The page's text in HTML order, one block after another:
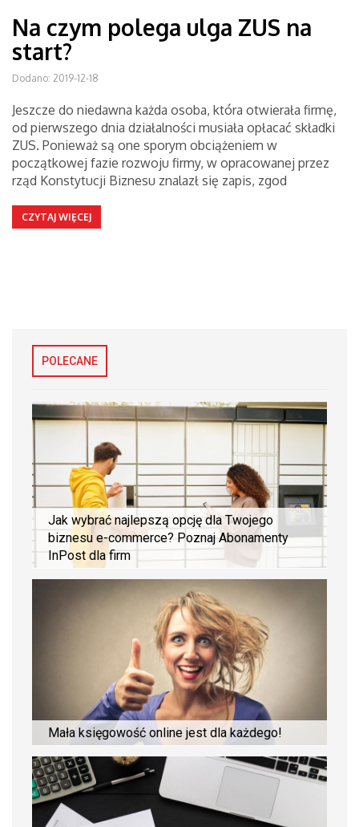
Na czym polega ulga ZUS na
start?
Dodano: 2019-12-18
Jeszcze do niedawna każda osoba, która otwierała firmę,
od pierwszego dnia działalności musiała opłacać składki
ZUS. Ponieważ są one sporym obciążeniem w
początkowej fazie rozwoju firmy, w opracowanej przez
rząd Konstytucji Biznesu znalazł się zapis, zgod
CZYTAJ WIĘCEJ
POLECANE
Jak wybrać najlepszą opcję dla Twojego
biznesu e-commerce? Poznaj Abonamenty
InPost dla firm
Mała księgowość online jest dla każdego!